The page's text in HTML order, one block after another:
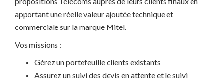
apportant une réelle valeur ajoutée technique et
commerciale sur la marque Mitel.
Vos missions :
Gérez un portefeuille clients existants
Assurez un suivi des devis en attente et le suivi